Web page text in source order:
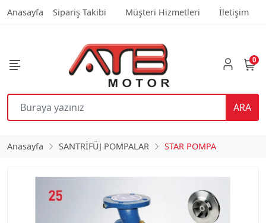
Anasayfa Sipariş Takibi Müşteri Hizmetleri İletişim
ARA
0
Anasayfa SANTRİFÜJ POMPALAR STAR POMPA